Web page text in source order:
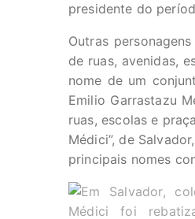
presidente do
Outras
de ruas, avenidas,
nome de um
Emilio Garrastazu
ruas, escolas e
Médici”, de
principais nomes